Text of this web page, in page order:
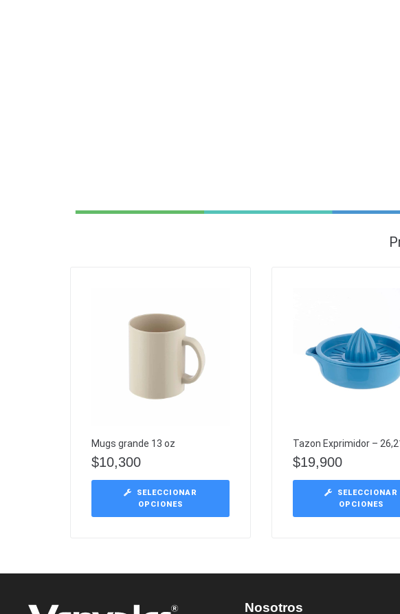
Mugs grande 13 oz
$10,300
SELECCIONAR
OPCIONES
Tazon Exprimidor –
$19,900
SELECCIONAR
OPCIONES
Nosotros